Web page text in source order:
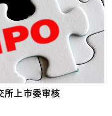
所上市委审核